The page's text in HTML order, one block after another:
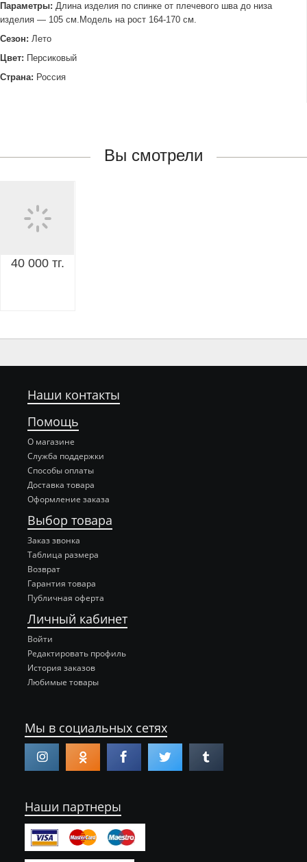
Параметры: Длина изделия по спинке от плечевого шва до низа
изделия — 105 см.Модель на рост 164-170 см.
Сезон: Лето
Цвет: Персиковый
Страна: Россия
Вы смотрели
40 000 тг.
Наши контакты
Помощь
О магазине
Служба поддержки
Способы оплаты
Доставка товара
Оформление заказа
Выбор товара
Заказ звонка
Таблица размера
Возврат
Гарантия товара
Публичная оферта
Личный кабинет
Войти
Редактировать профиль
История заказов
Любимые товары
Мы в социальных сетях
Наши партнеры